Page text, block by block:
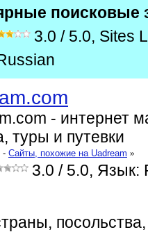
поисковые
3.0 / 5.0, Sites
- интернет
туры и путевки
- Cайты, похожие на Uadream »
3.0 / 5.0, Язык: